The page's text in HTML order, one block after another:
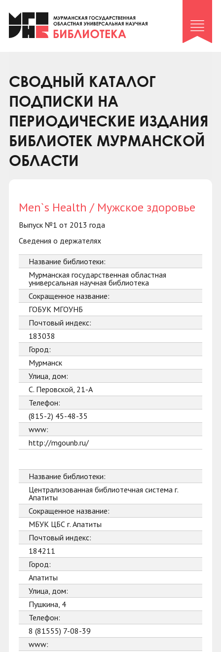
Клуб «Гиря и сельдерей»
Клуб «Семейный архив»
Коллегам
Контакты
СВОДНЫЙ КАТАЛОГ
ПОДПИСКИ НА
ПЕРИОДИЧЕСКИЕ ИЗДАНИЯ
БИБЛИОТЕК МУРМАНСКОЙ
ОБЛАСТИ
Men`s Health / Мужское здоровье
Выпуск №1 от 2013 года
Сведения о держателях
Название библиотеки:
Мурманская государственная областная
универсальная научная библиотека
Сокращенное название:
ГОБУК МГОУНБ
Почтовый индекс:
183038
Город:
Мурманск
Улица, дом:
С. Перовской, 21-А
Телефон:
(815-2) 45-48-35
www:
http://mgounb.ru/
Название библиотеки:
Централизованная библиотечная система г.
Апатиты
Сокращенное название:
МБУК ЦБС г. Апатиты
Почтовый индекс:
184211
Город:
Апатиты
Улица, дом:
Пушкина, 4
Телефон:
8 (81555) 7-08-39
www: